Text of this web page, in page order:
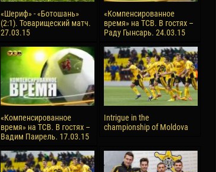
«Шериф» - «Ботошань»
(2:1). Товарищеский матч.
27.03.15
«Компенсированное
время» на ТСВ. В гостях –
Раду Гынсарь. 24.03.15
«Компенсированное
время» на ТСВ. В гостях –
Вадим Паирель. 17.03.15
Intrigue in the
championship of Moldova